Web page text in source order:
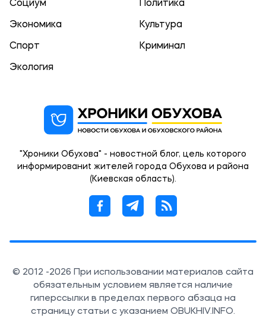
Социум
Политика
Экономика Культура
Спорт Криминал
Экология
"Хроники Обухова" - новостной блог, цель которого
информированиt жителей города Обухова и района
(Киевская область).
© 2012 -2026 При использовании материалов сайта
обязательным условием является наличие
гиперссылки в пределах первого абзаца на
страницу статьи с указанием OBUKHIV.INFO.